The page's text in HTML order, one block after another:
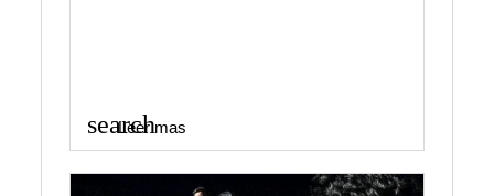
search
Leer mas